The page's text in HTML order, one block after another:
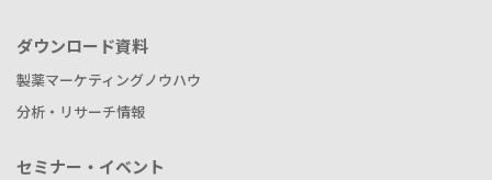
ダウンロード資料
製薬マーケティングノウハウ
分析・リサーチ情報
セミナー・イベント